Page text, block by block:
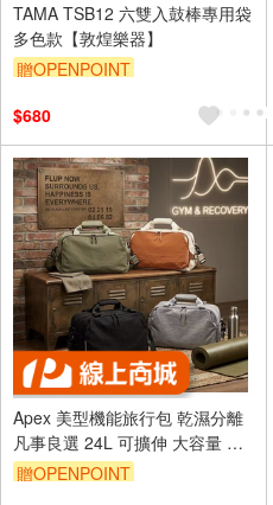
TAMA TSB12 六雙入鼓棒專用袋
多色款【敦煌樂器】
贈OPENPOINT
$680
Apex 美型機能旅行包 乾濕分離
凡事良選 24L 可擴伸 大容量 行
李袋 訓練包 側背包
贈OPENPOINT